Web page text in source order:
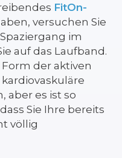
FitOn-
versuchen Sie
im
auf das Laufband.
der aktiven
aber es ist so
Sie Ihre bereits
völlig